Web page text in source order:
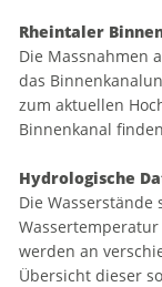
Rheintaler
Die Massnahmen
das
zum aktuellen
Binnenkanal
Hydrologische
Die Wasserstände
werden an
Übersicht dieser